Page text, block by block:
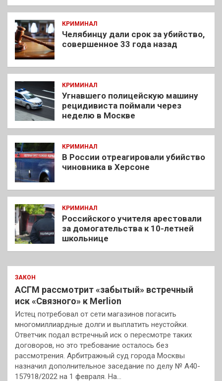
КРИМИНАЛ
Челябинцу дали срок за убийство,
совершенное 33 года назад
КРИМИНАЛ
Угнавшего полицейскую машину
рецидивиста поймали через
неделю в Москве
КРИМИНАЛ
В России отреагировали убийство
чиновника в Херсоне
КРИМИНАЛ
Российского учителя арестовали
за домогательства к 10-летней
школьнице
ЗАКОН
АСГМ рассмотрит «забытый» встречный
иск «Связного» к Merlion
Истец потребовал от сети магазинов погасить
многомиллиардные долги и выплатить неустойки.
Ответчик подал встречный иск о пересмотре таких
договоров, но это требование осталось без
рассмотрения. Арбитражный суд города Москвы
назначил дополнительное заседание по делу № А40-
157918/2022 на 1 февраля. На…